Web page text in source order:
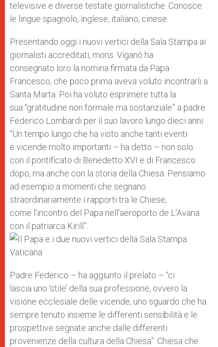
televisive e diverse testate giornalistiche. Conosce
le lingue spagnolo, inglese, italiano, cinese.
Presentando oggi i nuovi vertici della Sala Stampa ai
giornalisti accreditati, mons. Viganò ha
consegnato loro la nomina firmata da Papa
Francesco, che poco prima aveva voluto incontrarli a
Santa Marta. Poi ha voluto esprimere tutta la
sua “gratitudine non formale ma sostanziale” a padre
Federico Lombardi per il suo lavoro lungo dieci anni:
“Un tempo lungo che ha visto anche tanti eventi
e vicende molto importanti – ha detto – non solo
con il pontificato di Benedetto XVI e di Francesco
dopo, ma anche con la storia della Chiesa. Pensiamo
ad esempio a momenti che segnano
straordinariamente i rapporti tra le Chiese,
come l’incontro del Papa nell’aeroporto de L’Avana
con il patriarca Kirill”.
Padre Federico – ha aggiunto il prelato – “ci
lascia uno ‘stile’ della sua professione, ovvero la
visione ecclesiale delle vicende, uno sguardo che ha
sempre tenuto insieme le differenti sensibilità e le
prospettive segnate anche dalle differenti
provenienze della cultura della Chiesa”. Chiesa che